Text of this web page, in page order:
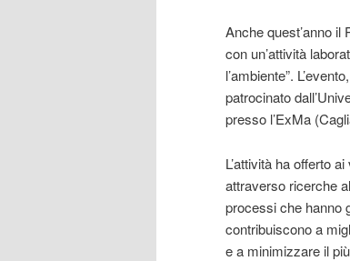
Anche quest’anno
con un’attività
l’ambiente”.
patrocinato
presso l’ExMa
L’attività ha offerto
attraverso ricerche
processi che hanno
contribuiscono a
e a minimizzare il